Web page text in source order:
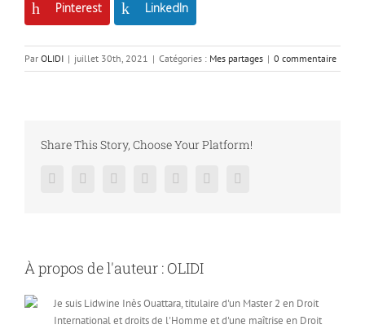
Pinterest LinkedIn
Par OLIDI | juillet 30th, 2021 | Catégories : Mes partages | 0 commentaire
Share This Story, Choose Your Platform!
FacebookTwitter LinkedInReddit Google+Pinterest
À propos de l'auteur : OLIDI
Je suis Lidwine Inès Ouattara, titulaire d'un Master 2 en Droit
International et droits de l'Homme et d'une maîtrise en Droit